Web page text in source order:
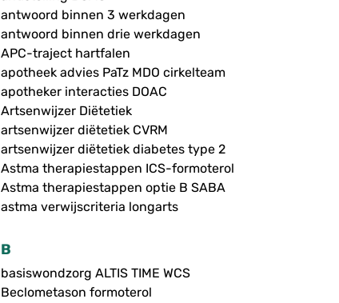
antwoord binnen 3 werkdagen
antwoord binnen drie werkdagen
APC-traject hartfalen
apotheek advies PaTz MDO cirkelteam
apotheker interacties DOAC
Artsenwijzer Diëtetiek
artsenwijzer diëtetiek CVRM
artsenwijzer diëtetiek diabetes type 2
Astma therapiestappen ICS-formoterol
Astma therapiestappen optie B SABA
astma verwijscriteria longarts
B
basiswondzorg ALTIS TIME WCS
Beclometason formoterol